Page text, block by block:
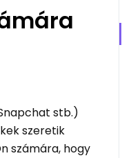
stb.)
szeretik
számára, hogy